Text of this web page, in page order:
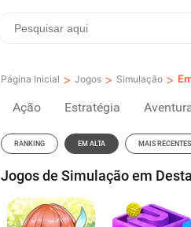
Página Inicial > Jogos > Simulação >
Ação Estratégia
RANKING EM ALTA MAIS RECENTES
Jogos de Simulação em